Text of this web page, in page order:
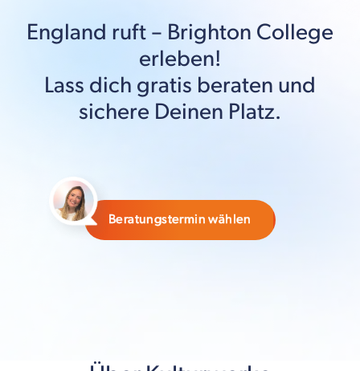
England ruft – Brighton College
erleben!
Lass dich gratis beraten und
sichere Deinen Platz.
Beratungstermin wählen